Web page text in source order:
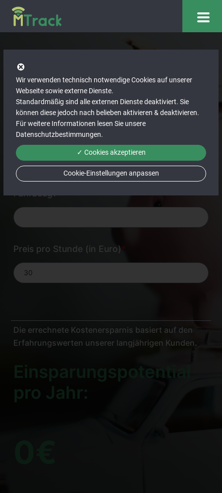
Ersparnisrechner
Wie viele Fahrzeuge werden von Ihren
Mitarbeitern benutzt?*
Wie viele Mitarbeiter sind durchschnittlich im
Fahrzeug?*
Preis pro Stunde (in Euro)*
Die errechnete Kostenersparnis basiert auf den
Erfahrungswerten unserer langjährigen Kunden.
Einsparungspotential
pro Jahr:
Wir verwenden technisch notwendige Cookies auf unserer
Webseite sowie externe Dienste.
Standardmäßig sind alle externen Dienste deaktiviert. Sie
können diese jedoch nach belieben aktivieren & deaktivieren.
Für weitere Informationen lesen Sie unsere
Datenschutzbestimmungen.
✓ Cookies akzeptieren
Cookie-Einstellungen anpassen